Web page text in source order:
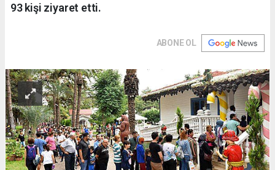
93 kişi ziyaret etti.
ABONE OL